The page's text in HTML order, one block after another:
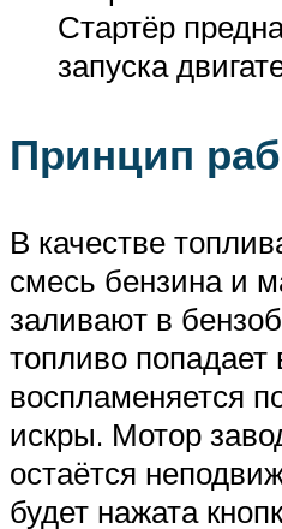
Стартёр
запуска
Принцип
В качестве
смесь бензина и
заливают в
топливо попадает
воспламеняется
искры. Мотор
остаётся
будет нажата